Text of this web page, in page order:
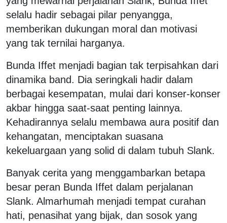
selalu hadir sebagai pilar penyangga,
memberikan dukungan moral dan motivasi
yang tak ternilai harganya.
Bunda Iffet menjadi bagian tak terpisahkan dari
dinamika band. Dia seringkali hadir dalam
berbagai kesempatan, mulai dari konser-konser
akbar hingga saat-saat penting lainnya.
Kehadirannya selalu membawa aura positif dan
kehangatan, menciptakan suasana
kekeluargaan yang solid di dalam tubuh Slank.
Banyak cerita yang menggambarkan betapa
besar peran Bunda Iffet dalam perjalanan
Slank. Almarhumah menjadi tempat curahan
hati, penasihat yang bijak, dan sosok yang